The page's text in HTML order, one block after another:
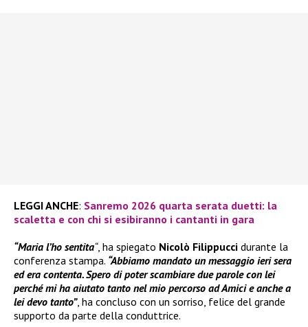
LEGGI ANCHE: Sanremo 2026 quarta serata duetti: la
scaletta e con chi si esibiranno i cantanti in gara
“Maria l’ho sentita“, ha spiegato Nicolò Filippucci durante la
conferenza stampa. “Abbiamo mandato un messaggio ieri sera
ed era contenta. Spero di poter scambiare due parole con lei
perché mi ha aiutato tanto nel mio percorso ad Amici e anche a
lei devo tanto”, ha concluso con un sorriso, felice del grande
supporto da parte della conduttrice.